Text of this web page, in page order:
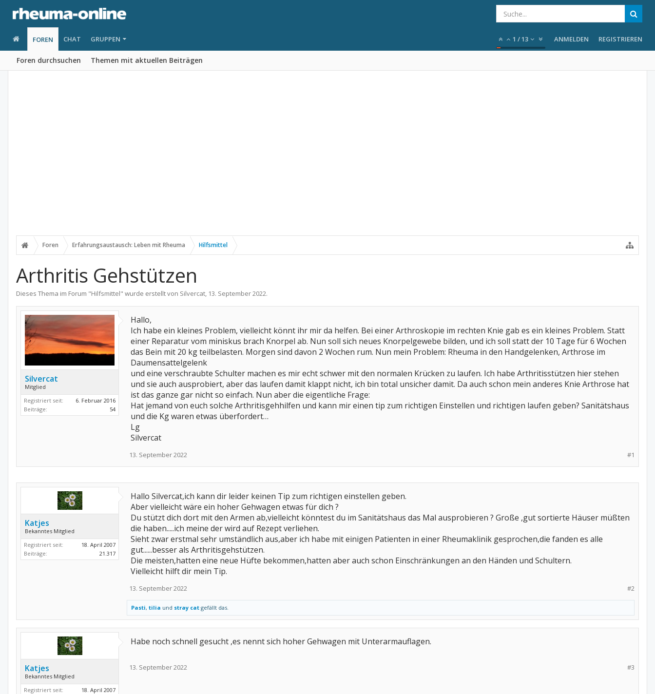
FOREN
Foren durchsuchen Themen mit aktuellen Beiträgen
CHAT GRUPPEN 1 /13 ANMELDEN REGISTRIEREN
Foren Erfahrungsaustausch: Leben mit Rheuma Hilfsmittel
Arthritis Gehstützen
Dieses Thema im Forum "Hilfsmittel" wurde erstellt von Silvercat, 13. September 2022.
Silvercat
Mitglied
Registriert seit:
6. Februar 2016
Beiträge:
54
Hallo,
Ich habe ein kleines Problem, vielleicht könnt ihr mir da helfen. Bei einer Arthroskopie im rechten Knie gab es ein kleines Problem. Statt
einer Reparatur vom miniskus brach Knorpel ab. Nun soll sich neues Knorpelgewebe bilden, und ich soll statt der 10 Tage für 6 Wochen
das Bein mit 20 kg teilbelasten. Morgen sind davon 2 Wochen rum. Nun mein Problem: Rheuma in den Handgelenken, Arthrose im
Daumensattelgelenk
und eine verschraubte Schulter machen es mir echt schwer mit den normalen Krücken zu laufen. Ich habe Arthritisstützen hier stehen
und sie auch ausprobiert, aber das laufen damit klappt nicht, ich bin total unsicher damit. Da auch schon mein anderes Knie Arthrose hat
ist das ganze gar nicht so einfach. Nun aber die eigentliche Frage:
Hat jemand von euch solche Arthritisgehhilfen und kann mir einen tip zum richtigen Einstellen und richtigen laufen geben? Sanitätshaus
und die Kg waren etwas überfordert…
Lg
Silvercat
#1
13. September 2022
Katjes
Bekanntes Mitglied
Registriert seit:
18. April 2007
Beiträge:
21.317
Hallo Silvercat,ich kann dir leider keinen Tip zum richtigen einstellen geben.
Aber vielleicht wäre ein hoher Gehwagen etwas für dich ?
Du stützt dich dort mit den Armen ab,vielleicht könntest du im Sanitätshaus das Mal ausprobieren ? Große ,gut sortierte Häuser müßten
die haben.....ich meine der wird auf Rezept verliehen.
Sieht zwar erstmal sehr umständlich aus,aber ich habe mit einigen Patienten in einer Rheumaklinik gesprochen,die fanden es alle
gut......besser als Arthritisgehstützen.
Die meisten,hatten eine neue Hüfte bekommen,hatten aber auch schon Einschränkungen an den Händen und Schultern.
Vielleicht hilft dir mein Tip.
#2
13. September 2022
Pasti, tilia und stray cat gefällt das.
Katjes
Bekanntes Mitglied
Registriert seit:
18. April 2007
Habe noch schnell gesucht ,es nennt sich hoher Gehwagen mit Unterarmauflagen.
#3
13. September 2022